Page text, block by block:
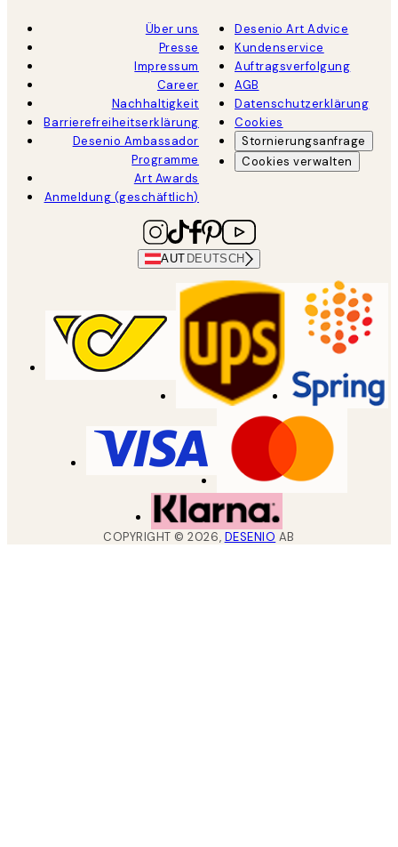
Über uns
Presse
Impressum
Career
Nachhaltigkeit
Barrierefreiheitserklärung
Desenio Ambassador
Programme
Art Awards
Anmeldung (geschäftlich)
Desenio Art Advice
Kundenservice
Auftragsverfolgung
AGB
Datenschutzerklärung
Cookies
Stornierungsanfrage
Cookies verwalten
AUT DEUTSCH
COPYRIGHT ©2026, DESENIO AB